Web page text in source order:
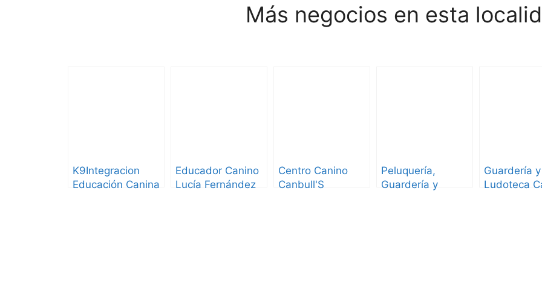
Más negocios en esta
K9Integracion
Educación Canina
Educador Canino
Lucía Fernández
Centro Canino
Canbull'S
Peluquería,
Guardería y
Guardería y
Ludoteca